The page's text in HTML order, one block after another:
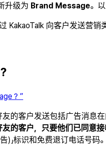
升级为 Brand Message。以
KakaoTalk 向客户发送营
？”
的客户发送包括广告消息在
的客户，只要他们已同意
)」标识和免费退订电话号码。